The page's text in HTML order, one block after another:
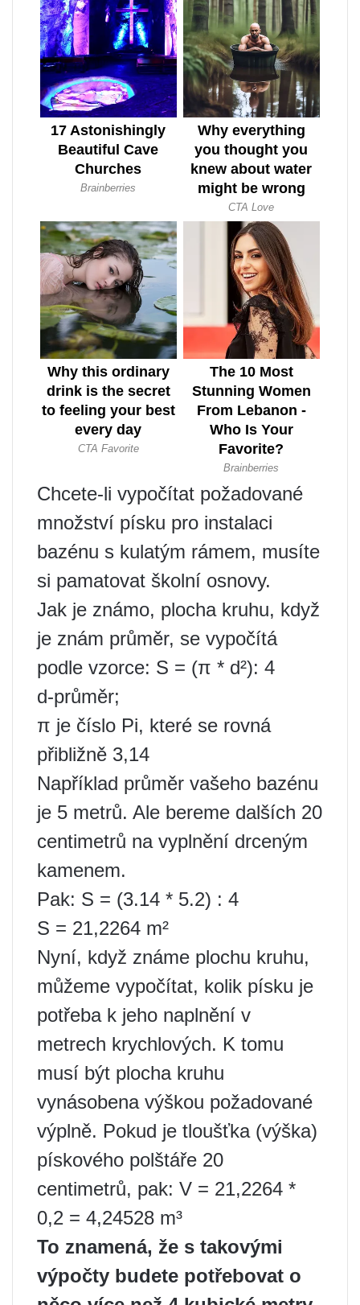
Chcete-li vypočítat požadované
množství písku pro instalaci
bazénu s kulatým rámem, musíte
si pamatovat školní osnovy.
Jak je známo, plocha kruhu, když
je znám průměr, se vypočítá
podle vzorce: S = (π * d²): 4
d-průměr;
π je číslo Pi, které se rovná
přibližně 3,14
Například průměr vašeho bazénu
je 5 metrů. Ale bereme dalších 20
centimetrů na vyplnění drceným
kamenem.
Pak: S = (3.14 * 5.2) : 4
S = 21,2264 m²
Nyní, když známe plochu kruhu,
můžeme vypočítat, kolik písku je
potřeba k jeho naplnění v
metrech krychlových. K tomu
musí být plocha kruhu
vynásobena výškou požadované
výplně. Pokud je tloušťka (výška)
pískového polštáře 20
centimetrů, pak: V = 21,2264 *
0,2 = 4,24528 m³
To znamená, že s takovými
výpočty budete potřebovat o